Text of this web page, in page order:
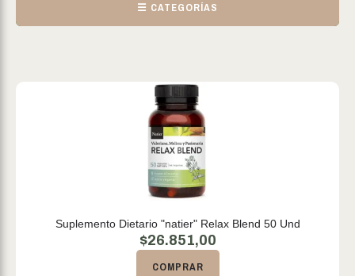
☰ CATEGORÍAS
Suplemento Dietario "natier" Relax Blend 50 Und
$26.851,00
COMPRAR